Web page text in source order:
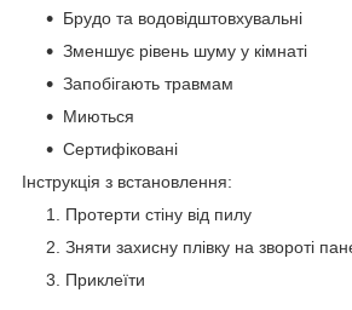
Брудо та водовідштовхувальні
Зменшує рівень шуму у кімнаті
Запобігають травмам
Миються
Сертифіковані
​Інструкція з встановлення:
Протерти стіну від пилу
Зняти захисну плівку на звороті
Приклеїти